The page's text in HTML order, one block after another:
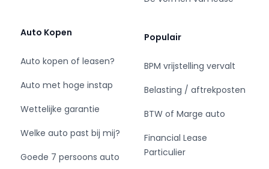
Auto Kopen
Auto kopen of leasen?
Auto met hoge instap
Wettelijke garantie
Welke auto past bij mij?
Goede 7 persoons auto
Populair
BPM vrijstelling vervalt
Belasting / aftrekposten
BTW of Marge auto
Financial Lease
Particulier